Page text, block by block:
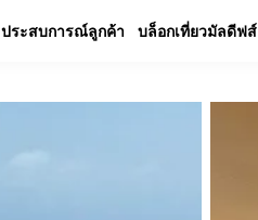
ประสบการณ์ลูกค้า บล็อกเที่ยวมัลดีฟส์